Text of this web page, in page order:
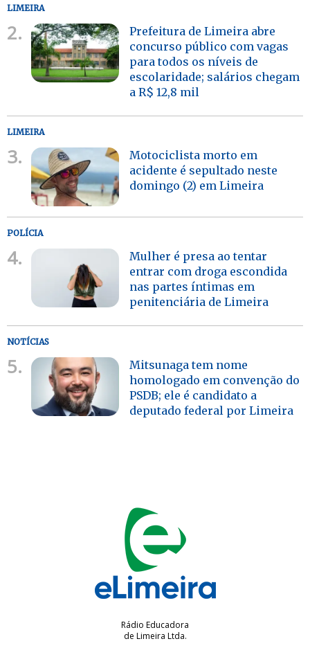
LIMEIRA
2.
Prefeitura de Limeira abre
concurso público com vagas
para todos os níveis de
escolaridade; salários chegam
a R$ 12,8 mil
LIMEIRA
3.
Motociclista morto em
acidente é sepultado neste
domingo (2) em Limeira
POLÍCIA
4.
Mulher é presa ao tentar
entrar com droga escondida
nas partes íntimas em
penitenciária de Limeira
NOTÍCIAS
5.
Mitsunaga tem nome
homologado em convenção do
PSDB; ele é candidato a
deputado federal por Limeira
Rádio Educadora
de Limeira Ltda.